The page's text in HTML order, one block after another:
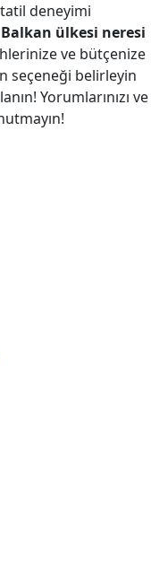
deneyimi
ülkesi neresi
ve bütçenize
seçeneği belirleyin
Yorumlarınızı ve